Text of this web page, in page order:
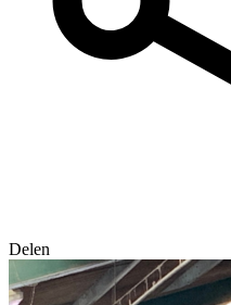
Delen